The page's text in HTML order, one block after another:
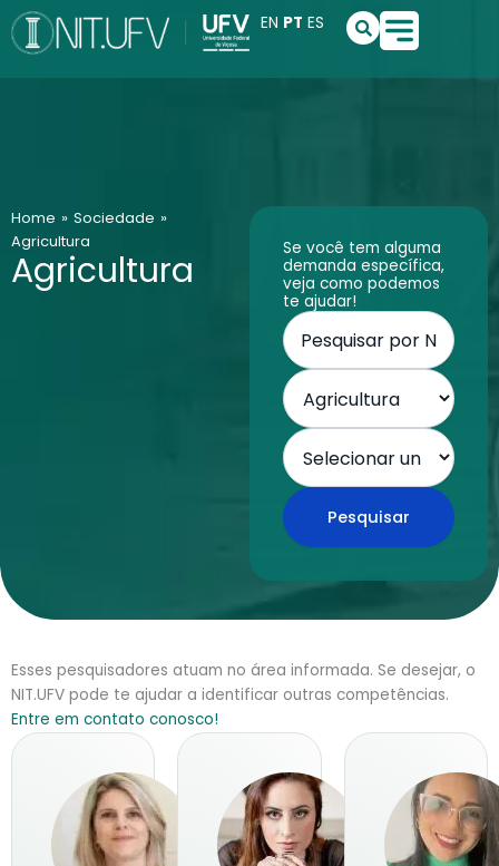
para
EN PT ES S
e
a
Home » Sociedade »
Agricultura
Agricultura
Se você tem alguma
demanda específica,
veja como podemos
te ajudar!
Pesquisar
Esses pesquisadores atuam no área informada. Se desejar, o
NIT.UFV pode te ajudar a identificar outras competências.
Entre em contato conosco!